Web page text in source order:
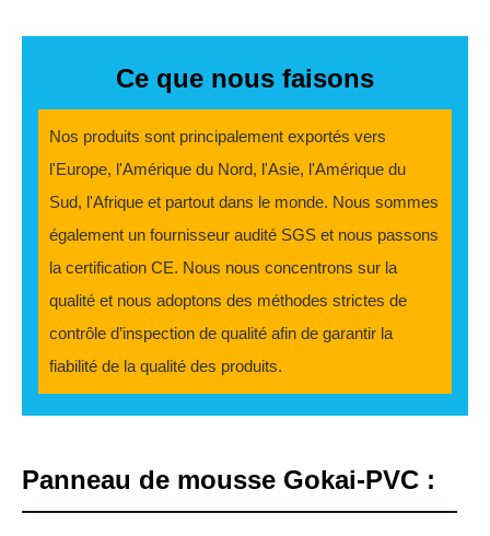
Ce que nous faisons
Nos produits sont principalement exportés vers
l'Europe, l'Amérique du Nord, l'Asie, l'Amérique du
Sud, l'Afrique et partout dans le monde. Nous sommes
également un fournisseur audité SGS et nous passons
la certification CE. Nous nous concentrons sur la
qualité et nous adoptons des méthodes strictes de
contrôle d’inspection de qualité afin de garantir la
fiabilité de la qualité des produits.
Panneau de mousse Gokai-PVC :